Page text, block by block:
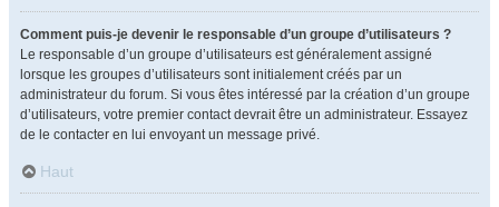
Comment puis-je devenir le responsable d’un groupe d’utilisateurs ?
Le responsable d’un groupe d’utilisateurs est généralement assigné
lorsque les groupes d’utilisateurs sont initialement créés par un
administrateur du forum. Si vous êtes intéressé par la création d’un groupe
d’utilisateurs, votre premier contact devrait être un administrateur. Essayez
de le contacter en lui envoyant un message privé.
Haut